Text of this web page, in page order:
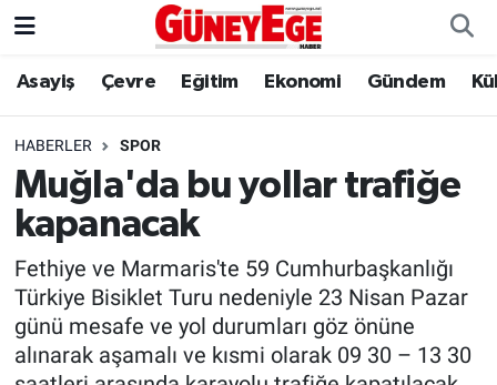
Asayiş Çevre Eğitim Ekonomi Gündem
HABERLER SPOR
Muğla'da bu yollar trafiğe
kapanacak
Fethiye ve Marmaris'te 59 Cumhurbaşkanlığı
Türkiye Bisiklet Turu nedeniyle 23 Nisan Pazar
günü mesafe ve yol durumları göz önüne
alınarak aşamalı ve kısmi olarak 09 30 – 13 30
Asayiş
Çevre
Eğitim
Ekonomi
Gündem
Kültür Sanat
İstanbul Hava Durumu
İstanbul Trafik Yoğunluk Haritası
Süper Lig Puan Durumu ve Fikstür
Tüm Manşetler
Son Dakika Haberleri
Haber Arşivi